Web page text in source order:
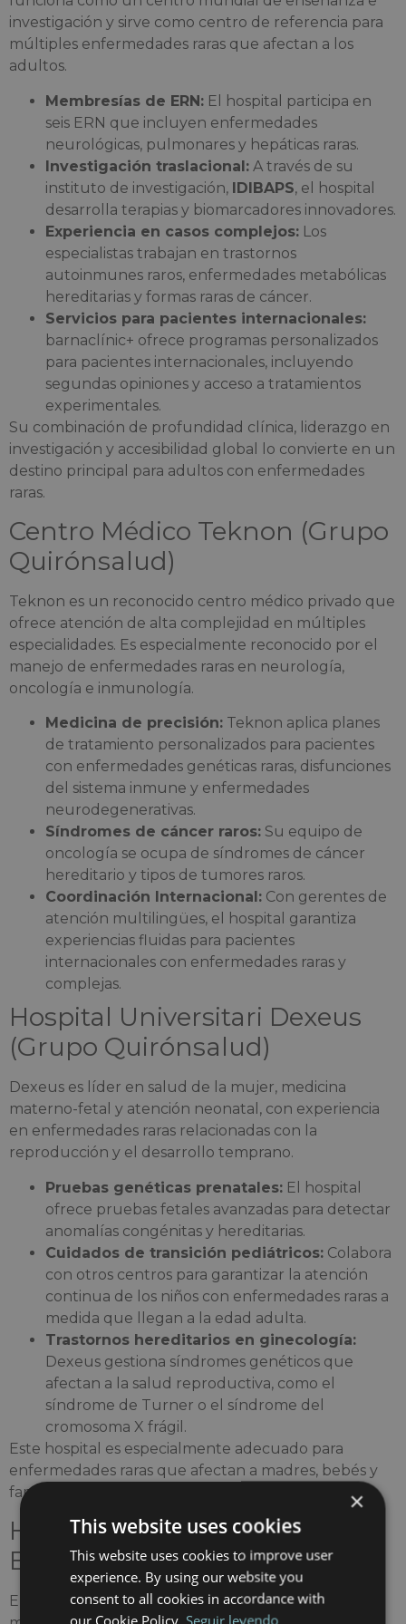
investigación y sirve como centro de referencia para
múltiples enfermedades raras que afectan a los
adultos.
Membresías de ERN: El hospital participa en
seis ERN que incluyen enfermedades
neurológicas, pulmonares y hepáticas raras.
Investigación traslacional: A través de su
instituto de investigación, IDIBAPS, el hospital
desarrolla terapias y biomarcadores innovadores.
Experiencia en casos complejos: Los
especialistas trabajan en trastornos
autoinmunes raros, enfermedades metabólicas
hereditarias y formas raras de cáncer.
Servicios para pacientes internacionales:
barnaclínic+ ofrece programas personalizados
para pacientes internacionales, incluyendo
segundas opiniones y acceso a tratamientos
experimentales.
Su combinación de profundidad clínica, liderazgo en
investigación y accesibilidad global lo convierte en un
destino principal para adultos con enfermedades
raras.
Centro Médico Teknon (Grupo
Quirónsalud)
Teknon es un reconocido centro médico privado que
ofrece atención de alta complejidad en múltiples
especialidades. Es especialmente reconocido por el
manejo de enfermedades raras en neurología,
oncología e inmunología.
Medicina de precisión: Teknon aplica planes
de tratamiento personalizados para pacientes
con enfermedades genéticas raras, disfunciones
del sistema inmune y enfermedades
neurodegenerativas.
Síndromes de cáncer raros: Su equipo de
oncología se ocupa de síndromes de cáncer
hereditario y tipos de tumores raros.
Coordinación Internacional: Con gerentes de
atención multilingües, el hospital garantiza
experiencias fluidas para pacientes
internacionales con enfermedades raras y
complejas.
Hospital Universitari Dexeus
(Grupo Quirónsalud)
Dexeus es líder en salud de la mujer, medicina
materno-fetal y atención neonatal, con experiencia
en enfermedades raras relacionadas con la
reproducción y el desarrollo temprano.
Pruebas genéticas prenatales: El hospital
ofrece pruebas fetales avanzadas para detectar
anomalías congénitas y hereditarias.
Cuidados de transición pediátricos: Colabora
con otros centros para garantizar la atención
continua de los niños con enfermedades raras a
medida que llegan a la edad adulta.
Trastornos hereditarios en ginecología:
Dexeus gestiona síndromes genéticos que
afectan a la salud reproductiva, como el
síndrome de Turner o el síndrome del
cromosoma X frágil.
Este hospital es especialmente adecuado para
enfermedades raras que afectan a madres, bebés y
familias durante las primeras etapas de la vida.
Hospital Quirónsalud
Barcelona
El hospital Quirónsalud Barcelona ofrece atención
×
This website uses cookies
This website uses cookies to improve user
experience. By using our website you
consent to all cookies in accordance with
our Cookie Policy. Seguir leyendo